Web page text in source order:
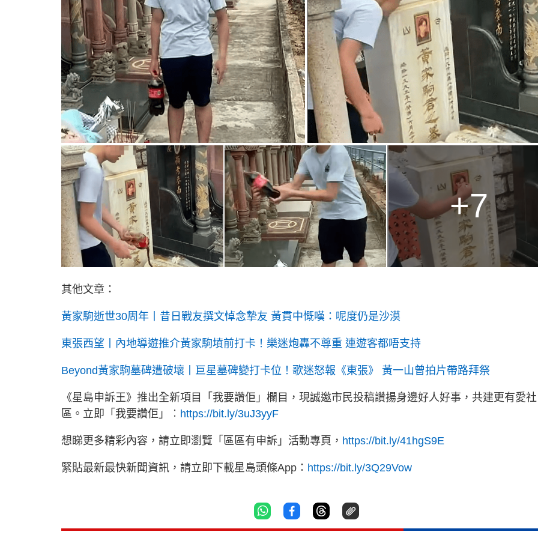
+7
其他文章：
黃家駒逝世30周年丨昔日戰友撰文悼念摯友 黃貫中慨嘆：呢度仍是沙漠
東張西望丨內地導遊推介黃家駒墳前打卡！樂迷炮轟不尊重 連遊客都唔支持
Beyond黃家駒墓碑遭破壞丨巨星墓碑變打卡位！歌迷怒報《東張》 黃一山曾拍片帶路拜祭
《星島申訴王》推出全新項目「我要讚佢」欄目，現誠邀市民投稿讚揚身邊好人好事，共建更有愛社
區。立即「我要讚佢」︰ https://bit.ly/3uJ3yyF
想睇更多精彩內容，請立即瀏覽「區區有申訴」活動專頁， https://bit.ly/41hgS9E
緊貼最新最快新聞資訊，請立即下載星島頭條App： https://bit.ly/3Q29Vow